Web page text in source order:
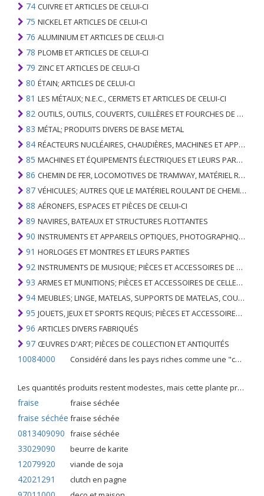
74 CUIVRE ET ARTICLES DE CELUI-CI
75 NICKEL ET ARTICLES DE CELUI-CI
76 ALUMINIUM ET ARTICLES DE CELUI-CI
78 PLOMB ET ARTICLES DE CELUI-CI
79 ZINC ET ARTICLES DE CELUI-CI
80 ÉTAIN; ARTICLES DE CELUI-CI
81 LES MÉTAUX; N.E.C., CERMETS ET ARTICLES DE CELUI-CI
82 OUTILS, OUTILS, COUVERTS, CUILLÈRES ET FOURCHES DE MÉTAUX DE BASE; PARTIES DE CELLES-CI, EN METAL DE BASE
83 MÉTAL; PRODUITS DIVERS DE BASE METAL
84 RÉACTEURS NUCLÉAIRES, CHAUDIÈRES, MACHINES ET APPAREILS MÉCANIQUES; PARTIES DE CELLES-CI
85 MACHINES ET ÉQUIPEMENTS ÉLECTRIQUES ET LEURS PARTIES; ENREGISTREURS ET REPRODUCTEURS SONORES; APPAREILS D'ENREGISTREMENT OU DE REPRODUCTION DES IMAGES ET DU SON EN TÉLÉVISION, PIÈCES ET ACCESSOIRES DE TELS ARTICLES
86 CHEMIN DE FER, LOCOMOTIVES DE TRAMWAY, MATÉRIEL ROULANT ET LEURS PARTIES; RACCORDS DE CHEMIN DE FER OU DE TRAMWAY ET RACCORDS ET PIÈCES DE CELLES-CI; ÉQUIPEMENT DE SIGNALISATION DE TRAFIC MÉCANIQUE (Y COMPRIS ÉLECTRO-MÉCANIQUE) DE TOUS TYPES
87 VÉHICULES; AUTRES QUE LE MATÉRIEL ROULANT DE CHEMIN DE FER OU DE TRAMWAY, ET LEURS PIÈCES ET ACCESSOIRES
88 AÉRONEFS, ESPACES ET PIÈCES DE CELUI-CI
89 NAVIRES, BATEAUX ET STRUCTURES FLOTTANTES
90 INSTRUMENTS ET APPAREILS OPTIQUES, PHOTOGRAPHIQUES, CINÉMATOGRAPHIQUES, DE MESURE, DE CONTRÔLE, DE MÉDECINE OU DE CHIRURGIE; PIÈCES ET ACCESSOIRES
91 HORLOGES ET MONTRES ET LEURS PARTIES
92 INSTRUMENTS DE MUSIQUE; PIÈCES ET ACCESSOIRES DE TELS ARTICLES
93 ARMES ET MUNITIONS; PIÈCES ET ACCESSOIRES DE CELLES-CI
94 MEUBLES; LINGE, MATELAS, SUPPORTS DE MATELAS, COUSSINS ET AMEUBLEMENT SIMILAIRE FARCI; LAMPES ET RACCORDS D'ÉCLAIRAGE, N.E.C .; SIGNES LUMINEUSES, PLAQUES DE NOMS LUMINEUSES ET SIMILAIRES; BÂTIMENTS PRÉFABRIQUÉS
95 JOUETS, JEUX ET SPORTS REQUIS; PIÈCES ET ACCESSOIRES DE CELLES-CI
96 ARTICLES DIVERS FABRIQUÉS
97 ŒUVRES D'ART; PIÈCES DE COLLECTION ET ANTIQUITÉS
10084000 Considéré dans les pays riches comme une "céréale mineure", le fonio blanc est une graminée de la famille des poaceae cultivée pour ses graines dans certaines régions d'Afrique.
Les quantités produits restent modestes, mais cette plante présente malgré tout de nombreuses qualités. Elle est utilisé dans l'alimentation humaine et entre dans la préparation de nombreuses recettes traditionnelles africaines comme le couscous, la bouillie, les boulettes, les beignets et même le pain.
fraise fraise séchée
fraise séchée fraise séchée
0813409090 fraise séchée
33029090 beurre de karite
12079920 viande de soja
42021291 clutch en pagne